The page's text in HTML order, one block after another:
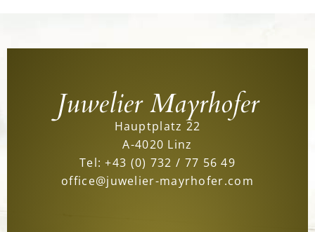
Juwelier Mayrhofer
Hauptplatz 22
A-4020 Linz
Tel:+43 (0) 732 / 77 56 49
office@juwelier-mayrhofer.com